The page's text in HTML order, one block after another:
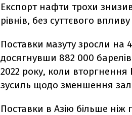
Експорт нафти трохи
рівнів, без суттєвого
Поставки мазуту зросли на
досягнувши 882 000
2022 року, коли вторгнення
зусиль щодо зменшення
Поставки в Азію більше ніж